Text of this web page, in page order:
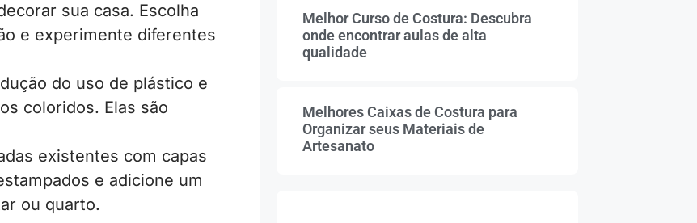
sua casa. Escolha
e experimente diferentes
do uso de plástico e
coloridos. Elas são
existentes com capas
e adicione um
ou quarto.
Melhor Curso de Costura: Descubra
onde encontrar aulas de alta
qualidade
Melhores Caixas de Costura para
Organizar seus Materiais de
Artesanato